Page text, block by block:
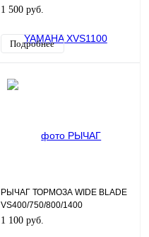
1 500 руб.
Подробнее
РЫЧАГ ТОРМОЗА WIDE BLADE
VS400/750/800/1400
INTRUDER, LS650 SAVAGE
1 100 руб.